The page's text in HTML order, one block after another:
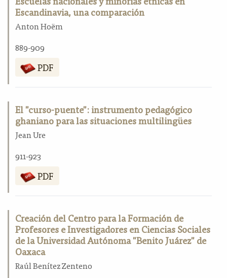
Escandinavia, una comparación
Anton Hoëm
889-909
PDF
El "curso-puente": instrumento pedagógico
ghaniano para las situaciones multilingües
Jean Ure
911-923
PDF
Creación del Centro para la Formación de
Profesores e Investigadores en Ciencias Sociales
de la Universidad Autónoma "Benito Juárez" de
Oaxaca
Raúl Benítez Zenteno